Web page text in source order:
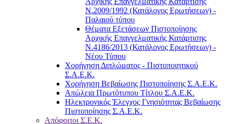
Ν.2009/1992 (Κατάλογος Ερωτήσεων) -
Παλαιού τύπου
Θέματα Εξετάσεων Πιστοποίησης
Αρχικής Επαγγελματικής Κατάρτισης
Ν.4186/2013 (Κατάλογος Ερωτήσεων) -
Νέου Τύπου
Χορήγηση Διπλώματος - Πιστοποιητικού
Σ.Α.Ε.Κ.
Χορήγηση Βεβαίωσης Πιστοποίησης Σ.Α.Ε.Κ.
Απώλεια Πρωτότυπου Τίτλου Σ.Α.Ε.Κ.
Ηλεκτρονικός Έλεγχος Γνησιότητας Βεβαίωσης
Πιστοποίησης Σ.Α.Ε.Κ.
Απόφοιτοι Σ.Ε.Κ.